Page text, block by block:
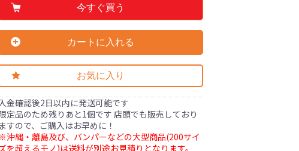
今すぐ買う
カートに入れる
お気に入り
入金確認後2日以内に発送可能です
定品のため残りあと1個です 店頭でも販売しており
ますので、ご購入はお早めに！
※沖縄・離島及び、バンパーなどの大型商品(200サイ
ズを超えるモノ)は送料が別途お見積りとなります。